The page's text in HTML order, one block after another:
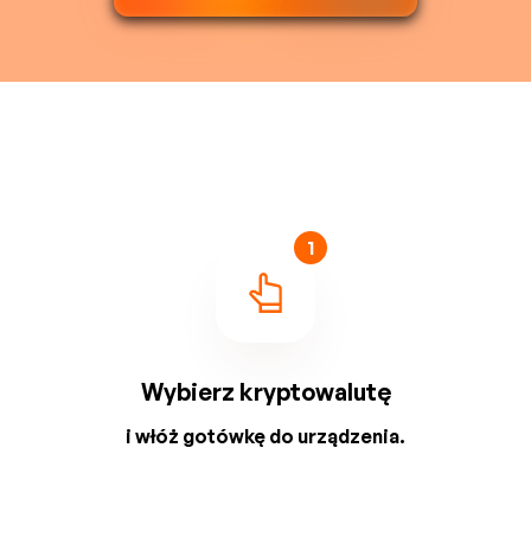
1
Wybierz kryptowalutę
i włóż gotówkę do urządzenia.